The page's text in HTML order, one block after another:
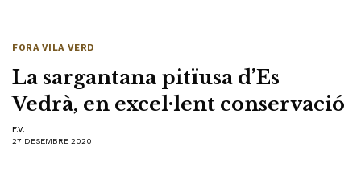
FORA VILA VERD
La sargantana pitïusa d’Es
Vedrà, en excel·lent conservació
F.V.
27 DESEMBRE 2020